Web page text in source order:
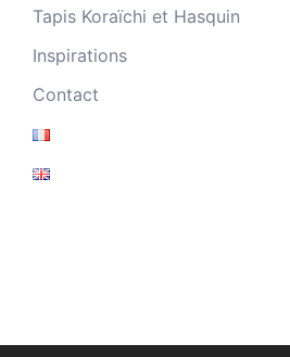
Tapis Koraïchi et Hasquin
Inspirations
Contact